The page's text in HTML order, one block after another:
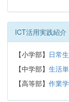
ICT活用実践紹介
【小学部】 日常
【中学部】 生活
【高等部】 作業